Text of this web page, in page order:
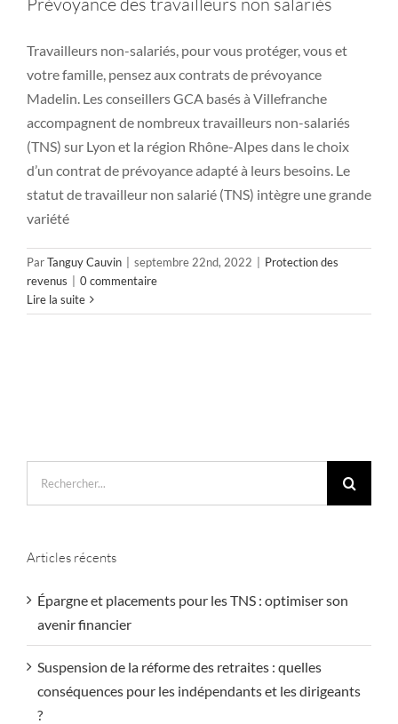
Travailleurs non-salariés, pour vous protéger, vous et
votre famille, pensez aux contrats de prévoyance
Madelin. Les conseillers GCA basés à Villefranche
accompagnent de nombreux travailleurs non-salariés
(TNS) sur Lyon et la région Rhône-Alpes dans le choix
d’un contrat de prévoyance adapté à leurs besoins. Le
statut de travailleur non salarié (TNS) intègre une grande
variété
ParTanguy Cauvin septembre 22nd, 2022
Protection des
revenus
0 commentaire
Lire la suite
Articles récents
Épargne et placements pour les TNS : optimiser son
avenir financier
Suspension de la réforme des retraites : quelles
conséquences pour les indépendants et les dirigeants
?